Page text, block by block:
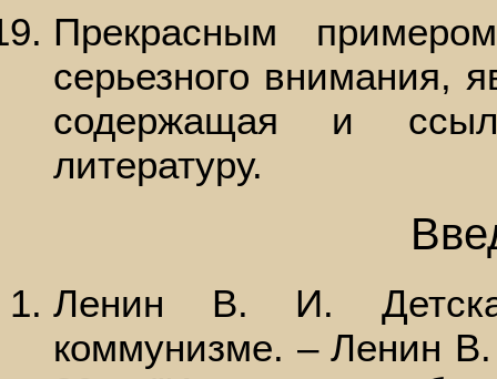
Прекрасным
серьезного внимания,
содержащая и
литературу.
Ленин В. И.
коммунизме. – Ленин